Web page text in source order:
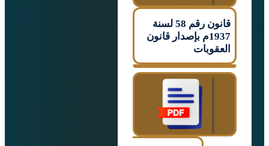
قانون رقم 58 لسنة
1937م بإصدار قانون